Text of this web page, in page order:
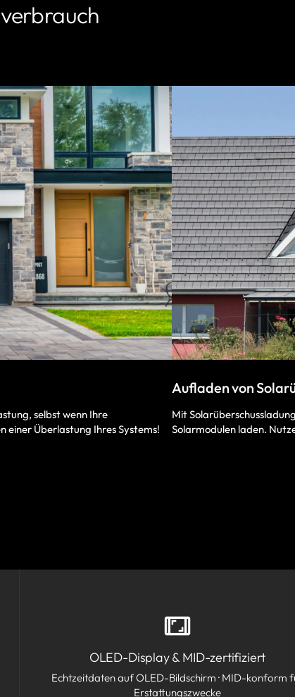
selbst wenn Ihre
einer Überlastung Ihres Systems!
Aufladen von
Mit
Solarmodulen laden.
OLED-Display & MID-zertifiziert
Echtzeitdaten auf OLED-Bildschirm · MID-konform
Erstattungszwecke